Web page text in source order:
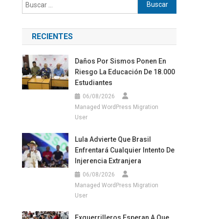
RECIENTES
Daños Por Sismos Ponen En
Riesgo La Educación De 18.000
Estudiantes
06/08/2026
Managed WordPress Migration
User
Lula Advierte Que Brasil
Enfrentará Cualquier Intento De
Injerencia Extranjera
06/08/2026
Managed WordPress Migration
User